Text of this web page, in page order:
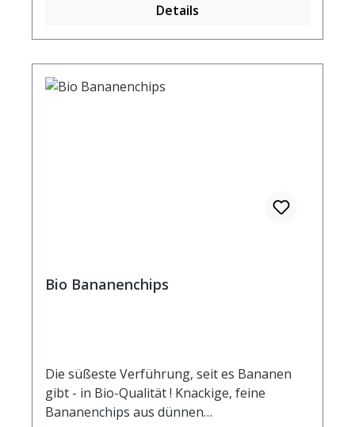
Details
Bio Bananenchips
Die süßeste Verführung, seit es Bananen
gibt - in Bio-Qualität ! Knackige, feine
Bananenchips aus dünnen